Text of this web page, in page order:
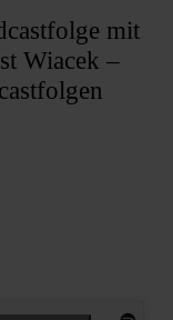
mit
Wiacek –